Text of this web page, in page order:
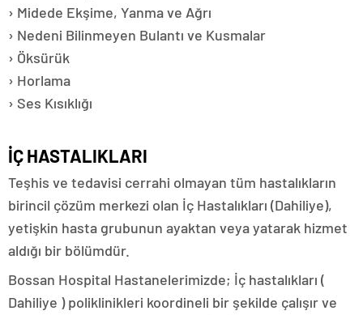
› Midede Ekşime, Yanma ve Ağrı
› Nedeni Bilinmeyen Bulantı ve Kusmalar
› Öksürük
› Horlama
› Ses Kısıklığı
İÇ HASTALIKLARI
Teşhis ve tedavisi cerrahi olmayan tüm hastalıkların
birincil çözüm merkezi olan İç Hastalıkları (Dahiliye),
yetişkin hasta grubunun ayaktan veya yatarak hizmet
aldığı bir bölümdür.
Bossan Hospital Hastanelerimizde; İç hastalıkları (
Dahiliye ) poliklinikleri koordineli bir şekilde çalışır ve